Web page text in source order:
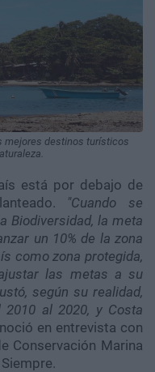
mejores destinos turísticos
está por debajo de
"Cuando se
Biodiversidad, la meta
un 10% de la zona
como zona protegida,
las metas a su
según su realidad,
al 2020, y Costa
en entrevista con
Conservación Marina